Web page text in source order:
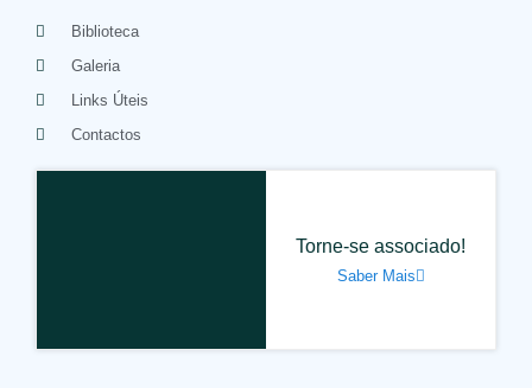
Biblioteca
Galeria
Links Úteis
Contactos
Torne-se associado!
Saber Mais